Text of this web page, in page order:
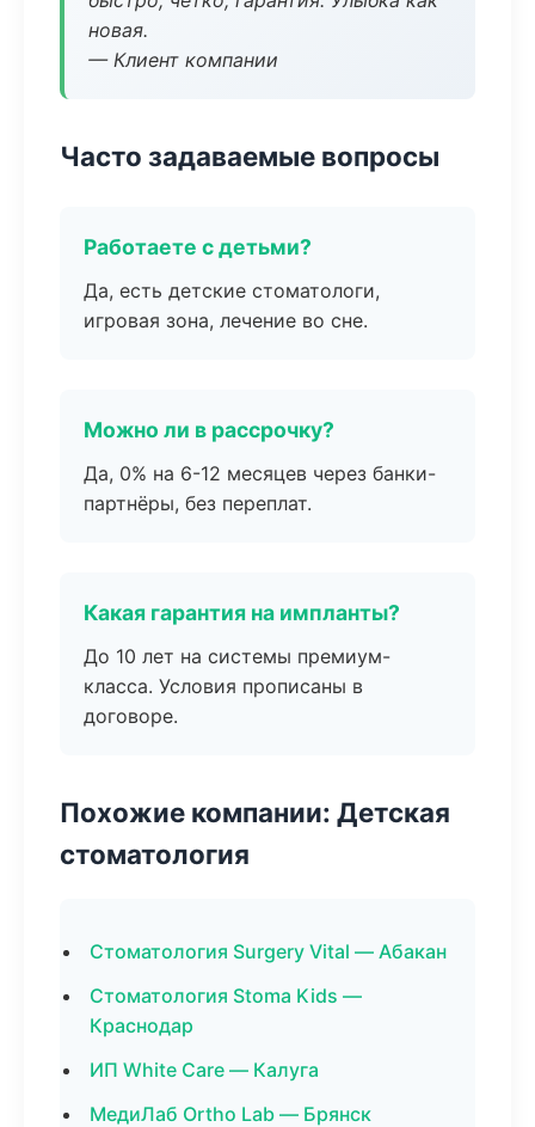
новая.
— Клиент компании
Часто задаваемые вопросы
Работаете с детьми?
Да, есть детские стоматологи,
игровая зона, лечение во сне.
Можно ли в рассрочку?
Да, 0% на 6-12 месяцев через банки-
партнёры, без переплат.
Какая гарантия на импланты?
До 10 лет на системы премиум-
класса. Условия прописаны в
договоре.
Похожие компании: Детская
стоматология
Стоматология Surgery Vital — Абакан
Стоматология Stoma Kids —
Краснодар
ИП White Care — Калуга
МедиЛаб Ortho Lab — Брянск